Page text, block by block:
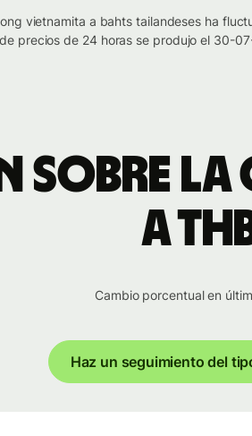
vietnamita a bahts tailandeses ha
precios de 24 horas se produjo el 30-
la
a
Cambio porcentual en
Haz un seguimiento del